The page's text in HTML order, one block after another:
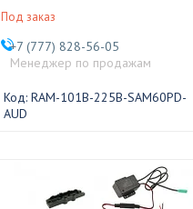
Под заказ
+7 (777) 828-56-05
Менеджер по продажам
RAM-101B-225B-SAM60PD-
AUD